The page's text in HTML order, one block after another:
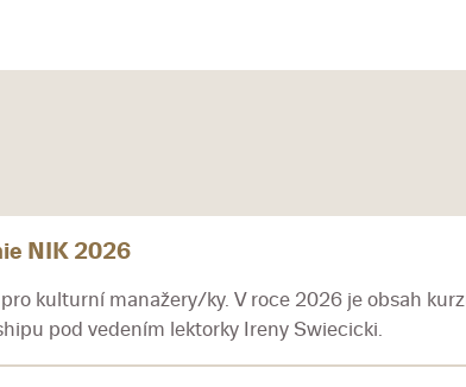
NIK 2026
kulturní manažery/ky. V roce 2026 je obsah
pod vedením lektorky Ireny Swiecicki.